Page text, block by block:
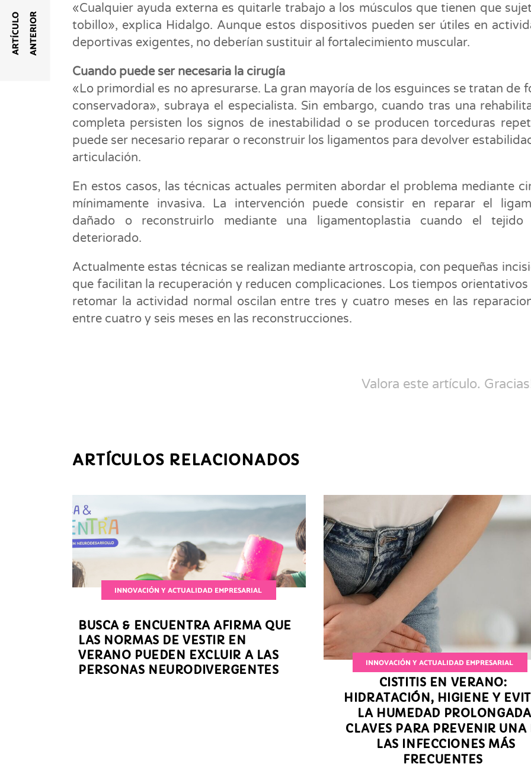
«Cualquier ayuda externa es quitarle trabajo a los músculos que tienen que
tobillo», explica Hidalgo. Aunque estos dispositivos pueden ser útiles en
deportivas exigentes, no deberían sustituir al fortalecimiento muscular.
Cuando puede ser necesaria la cirugía
«Lo primordial es no apresurarse. La gran mayoría de los esguinces se tratan de
conservadora», subraya el especialista. Sin embargo, cuando tras una
completa persisten los signos de inestabilidad o se producen torceduras
puede ser necesario reparar o reconstruir los ligamentos para devolver
articulación.
En estos casos, las técnicas actuales permiten abordar el problema mediante
mínimamente invasiva. La intervención puede consistir en reparar el
dañado o reconstruirlo mediante una ligamentoplastia cuando el tejido
deteriorado.
Actualmente estas técnicas se realizan mediante artroscopia, con pequeñas
que facilitan la recuperación y reducen complicaciones. Los tiempos orientativos
retomar la actividad normal oscilan entre tres y cuatro meses en las
entre cuatro y seis meses en las reconstrucciones.
Valora este artículo.
A
R
T
Í
C
U
L
O
A
N
T
E
R
I
O R
ARTÍCULOS RELACIONADOS
INNOVACIÓN Y ACTUALIDAD EMPRESARIAL
BUSCA & ENCUENTRA AFIRMA QUE
LAS NORMAS DE VESTIR EN
VERANO PUEDEN EXCLUIR A LAS
PERSONAS NEURODIVERGENTES
INNOVACIÓN Y ACTUALIDAD EMPRESARIAL
CISTITIS EN VERANO:
HIDRATACIÓN, HIGIENE Y
LA HUMEDAD
CLAVES PARA PREVENIR UNA
LAS INFECCIONES MÁS
FRECUENTES